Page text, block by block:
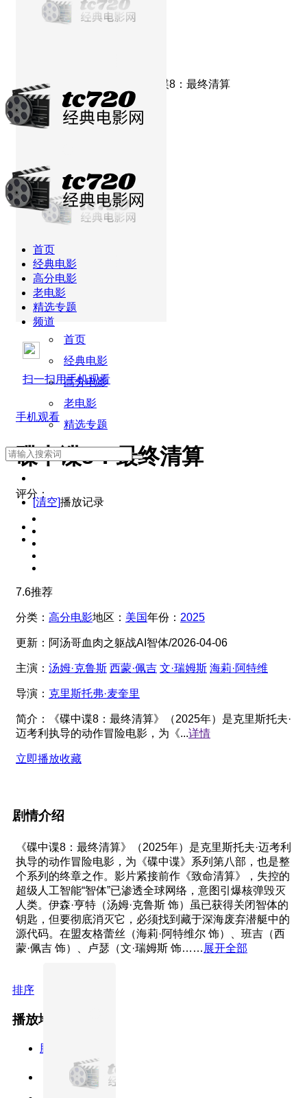
首页
经典电影
高分电影
老电影
精选专题
频道
首页
经典电影
高分电影
老电影
精选专题
[清空]播放记录
当前位置： 碟中谍8：最终清算
扫一扫用手机观看
手机观看
碟中谍8：最终清算
评分：
7.6推荐
分类： 高分电影地区： 美国年份： 2025
更新： 阿汤哥血肉之躯战AI智体/2026-04-06
主演： 汤姆·克鲁斯 西蒙·佩吉 文·瑞姆斯 海莉·阿特维
导演： 克里斯托弗·麦奎里
简介：
《碟中谍8：最终清算》（2025年）是克里斯托夫·
迈考利执导的动作冒险电影，为《...详情
立即播放收藏
剧情介绍
《碟中谍8：最终清算》（2025年）是克里斯托夫·迈考利
执导的动作冒险电影，为《碟中谍》系列第八部，也是整
个系列的终章之作。影片紧接前作《致命清算》，失控的
超级人工智能“智体”已渗透全球网络，意图引爆核弹毁灭
人类。伊森·亨特（汤姆·克鲁斯 饰）虽已获得关闭智体的
钥匙，但要彻底消灭它，必须找到藏于深海废弃潜艇中的
源代码。在盟友格蕾丝（海莉·阿特维尔 饰）、班吉（西
蒙·佩吉 饰）、卢瑟（文·瑞姆斯 饰…… 展开全部
排序
播放地址
腾讯视频
原声版